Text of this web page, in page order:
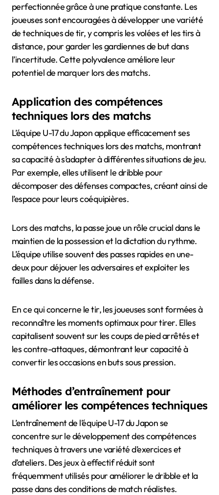
perfectionnée grâce à une pratique constante. Les
joueuses sont encouragées à développer une variété
de techniques de tir, y compris les volées et les tirs à
distance, pour garder les gardiennes de but dans
l’incertitude. Cette polyvalence améliore leur
potentiel de marquer lors des matchs.
Application des compétences
techniques lors des matchs
L’équipe U-17 du Japon applique efficacement ses
compétences techniques lors des matchs, montrant
sa capacité à s’adapter à différentes situations de jeu.
Par exemple, elles utilisent le dribble pour
décomposer des défenses compactes, créant ainsi de
l’espace pour leurs coéquipières.
Lors des matchs, la passe joue un rôle crucial dans le
maintien de la possession et la dictation du rythme.
L’équipe utilise souvent des passes rapides en une-
deux pour déjouer les adversaires et exploiter les
failles dans la défense.
En ce qui concerne le tir, les joueuses sont formées à
reconnaître les moments optimaux pour tirer. Elles
capitalisent souvent sur les coups de pied arrêtés et
les contre-attaques, démontrant leur capacité à
convertir les occasions en buts sous pression.
Méthodes d’entraînement pour
améliorer les compétences techniques
L’entraînement de l’équipe U-17 du Japon se
concentre sur le développement des compétences
techniques à travers une variété d’exercices et
d’ateliers. Des jeux à effectif réduit sont
fréquemment utilisés pour améliorer le dribble et la
passe dans des conditions de match réalistes.